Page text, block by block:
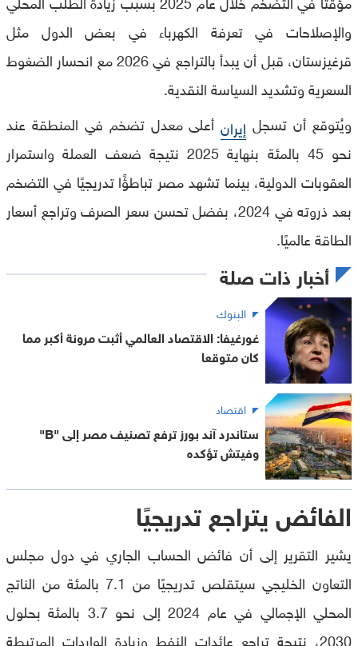
والإصلاحات في تعرفة الكهرباء في بعض الدول مثل
قرغيزستان، قبل أن يبدأ بالتراجع في 2026 مع انحسار الضغوط
السعرية وتشديد السياسة النقدية.
ويُتوقع أن تسجل إيران أعلى معدل تضخم في المنطقة عند
نحو 45 بالمئة بنهاية 2025 نتيجة ضعف العملة واستمرار
العقوبات الدولية، بينما تشهد مصر تباطؤًا تدريجيًا في التضخم
بعد ذروته في 2024، بفضل تحسن سعر الصرف وتراجع أسعار
الطاقة عالميًا.
أخبار ذات صلة
البنوك
غورغيفا: الاقتصاد العالمي أثبت مرونة أكبر مما
كان متوقعا
اقتصاد
ستاندرد آند بورز ترفع تصنيف مصر إلى "B"
وفيتش تؤكده
الفائض يتراجع تدريجيًا
يشير التقرير إلى أن فائض الحساب الجاري في دول مجلس
التعاون الخليجي سيتقلص تدريجيًا من 7.1 بالمئة من الناتج
المحلي الإجمالي في عام 2024 إلى نحو 3.7 بالمئة بحلول
2030، نتيجة تراجع عائدات النفط وزيادة الواردات المرتبطة